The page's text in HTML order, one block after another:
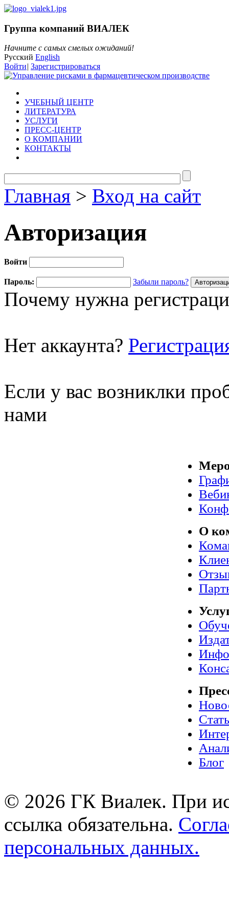
Группа компаний ВИАЛЕК
Начните с самых смелых ожиданий!
Русский English
Войти| Зарегистрироваться
УЧЕБНЫЙ ЦЕНТР
ЛИТЕРАТУРА
УСЛУГИ
ПРЕСС-ЦЕНТР
О КОМПАНИИ
КОНТАКТЫ
Главная > Вход на сайт
Авторизация
Войти
Пароль: Забыли пароль?
Почему нужна
Нет аккаунта?
Если у вас возниклки
нами
О
Блог
© 2026 ГК Виалек. При
ссылка обязательна.
персональных данных.